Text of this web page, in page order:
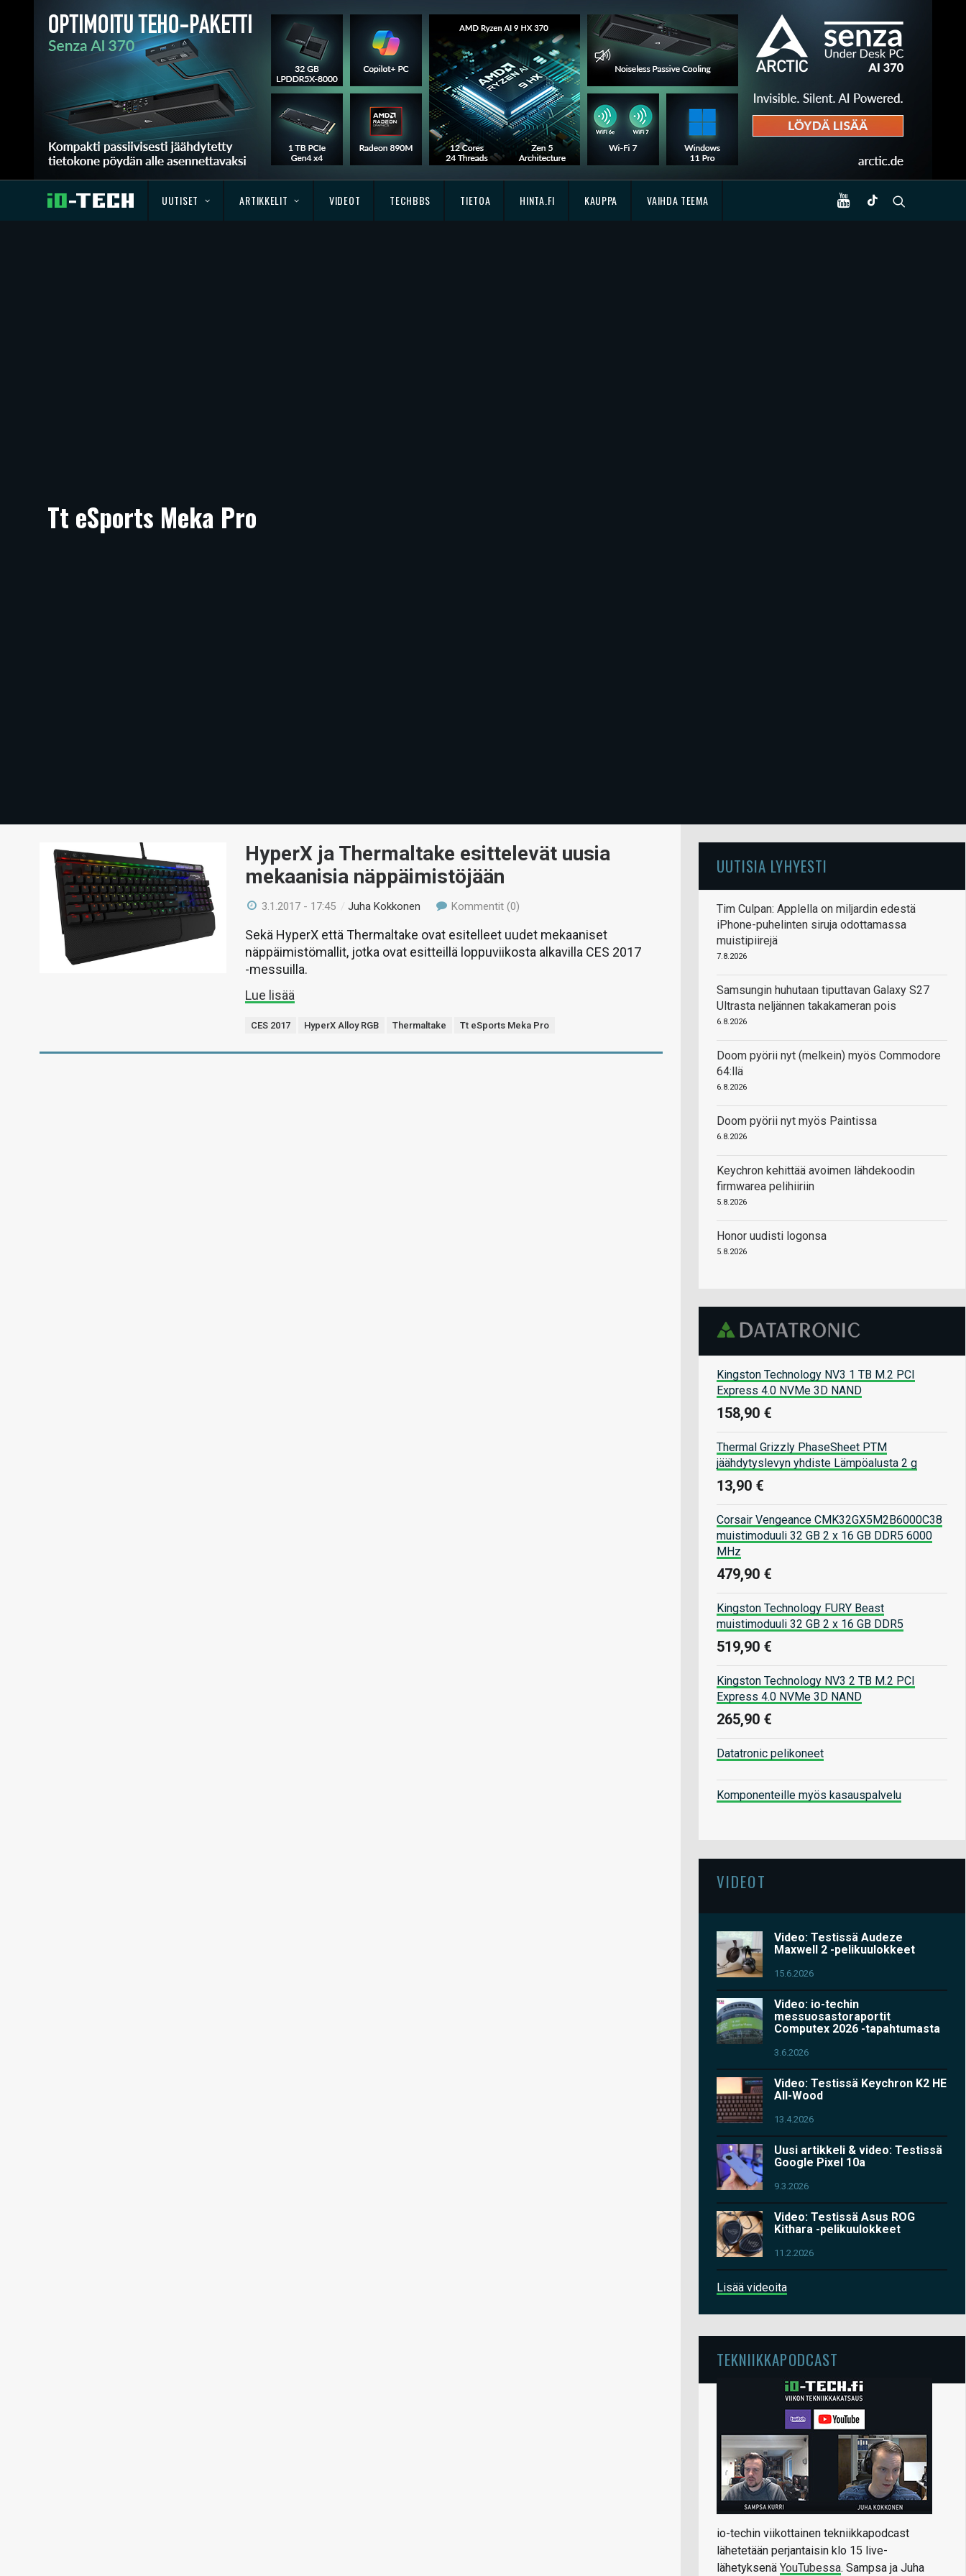
UUTISET ARTIKKELIT VIDEOT TECHBBS TIETOA HINTA.FI KAUPPA VAIHDA TEEMA
Tt eSports Meka Pro
HyperX ja Thermaltake esittelevät uusia
mekaanisia näppäimistöjään
3.1.2017 - 17:45 /Juha Kokkonen Kommentit (0)
Sekä HyperX että Thermaltake ovat esitelleet uudet mekaaniset
näppäimistömallit, jotka ovat esitteillä loppuviikosta alkavilla CES 2017
-messuilla.
Lue lisää
CES 2017 HyperX Alloy RGB Thermaltake Tt eSports Meka Pro
UUTISIA LYHYESTI
Tim Culpan: Applella on miljardin edestä
iPhone-puhelinten siruja odottamassa
muistipiirejä
7.8.2026
Samsungin huhutaan tiputtavan Galaxy S27
Ultrasta neljännen takakameran pois
6.8.2026
Doom pyörii nyt (melkein) myös Commodore
64:llä
6.8.2026
Doom pyörii nyt myös Paintissa
6.8.2026
Keychron kehittää avoimen lähdekoodin
firmwarea pelihiiriin
5.8.2026
Honor uudisti logonsa
5.8.2026
Kingston Technology NV3 1 TB M.2 PCI
Express 4.0 NVMe 3D NAND
158,90 €
Thermal Grizzly PhaseSheet PTM
jäähdytyslevyn yhdiste Lämpöalusta 2 g
13,90 €
Corsair Vengeance CMK32GX5M2B6000C38
muistimoduuli 32 GB 2 x 16 GB DDR5 6000
MHz
479,90 €
Kingston Technology FURY Beast
muistimoduuli 32 GB 2 x 16 GB DDR5
519,90 €
Kingston Technology NV3 2 TB M.2 PCI
Express 4.0 NVMe 3D NAND
265,90 €
Datatronic pelikoneet
Komponenteille myös kasauspalvelu
VIDEOT
Video: Testissä Audeze
Maxwell 2 -pelikuulokkeet
15.6.2026
Video: io-techin
messuosastoraportit
Computex 2026 -tapahtumasta
3.6.2026
Video: Testissä Keychron K2 HE
All-Wood
13.4.2026
Uusi artikkeli & video: Testissä
Google Pixel 10a
9.3.2026
Video: Testissä Asus ROG
Kithara -pelikuulokkeet
11.2.2026
Lisää videoita
TEKNIIKKAPODCAST
io-techin viikottainen tekniikkapodcast
lähetetään perjantaisin klo 15 live-
lähetyksenä YouTubessa. Sampsa ja Juha